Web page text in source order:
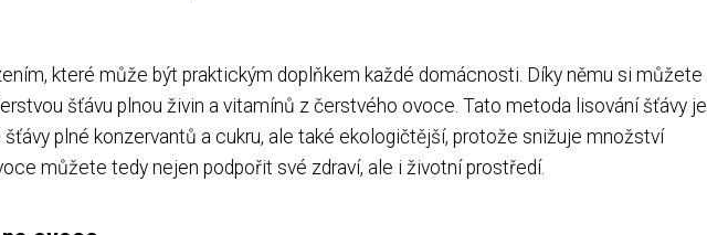
které může být praktickým doplňkem každé domácnosti. Díky němu si můžete
šťávu plnou živin a vitamínů z čerstvého ovoce. Tato metoda lisování šťávy je
plné konzervantů a cukru, ale také ekologičtější, protože snižuje množství
můžete tedy nejen podpořit své zdraví, ale i životní prostředí.